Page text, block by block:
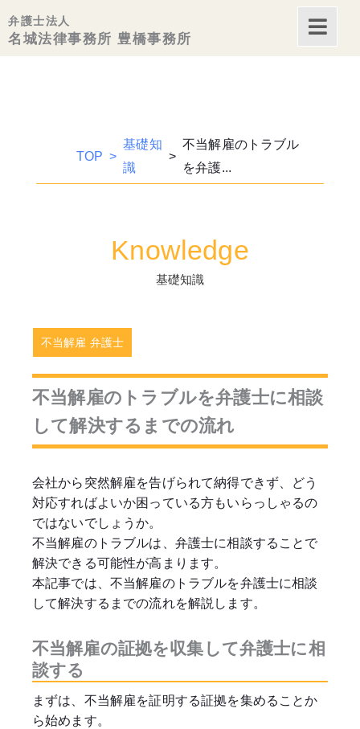
容
弁護士法人
名城法律事務所 豊橋事務所
TOP
基礎知
識
不当解雇のトラブル
を弁護...
Knowledge
基礎知識
不当解雇 弁護士
不当解雇のトラブルを弁護士に相談
して解決するまでの流れ
会社から突然解雇を告げられて納得できず、どう
対応すればよいか困っている方もいらっしゃるの
ではないでしょうか。
不当解雇のトラブルは、弁護士に相談することで
解決できる可能性が高まります。
本記事では、不当解雇のトラブルを弁護士に相談
して解決するまでの流れを解説します。
不当解雇の証拠を収集して弁護士に相
談する
まずは、不当解雇を証明する証拠を集めることか
ら始めます。